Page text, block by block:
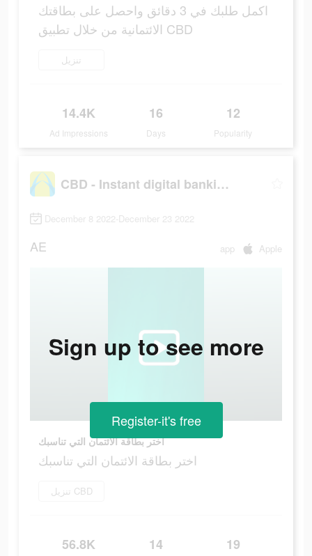
اكمل طلبك في 3 دقائق واحصل على بطاقتك
الائتمانية من خلال تطبيق CBD
تنزيل
14.4K
Ad Impressions
16
Days
12
Popularity
CBD - Instant digital banking
December 8 2022-December 23 2022
AE app Apple
اختر بطاقة الائتمان التي تناسبك
اختر بطاقة الائتمان التي تناسبك
تنزيل CBD
56.8K 14 19
Sign up to see more
Register-it's free